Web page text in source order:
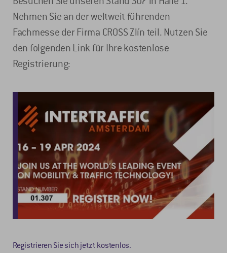
Nehmen Sie an der weltweit führenden
Fachmesse der Firma CROSS Zlín teil. Nutzen Sie
den folgenden Link für Ihre kostenlose
Registrierung:
Registrieren Sie sich jetzt kostenlos.